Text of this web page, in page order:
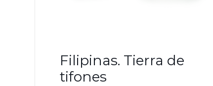
Filipinas. Tierra de
tifones